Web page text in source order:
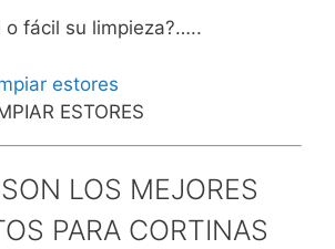
o fácil su limpieza?…..
ESTORES
LOS MEJORES
PARA CORTINAS